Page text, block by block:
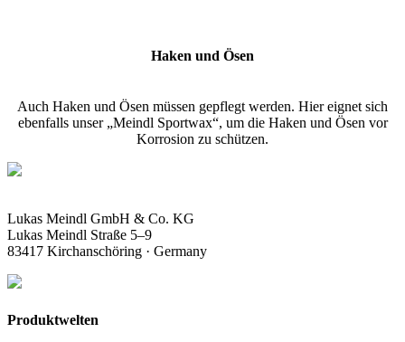
Haken und Ösen
Auch Haken und Ösen müssen gepflegt werden. Hier eignet sich
ebenfalls unser „Meindl Sportwax“, um die Haken und Ösen vor
Korrosion zu schützen.
Lukas Meindl GmbH & Co. KG
Lukas Meindl Straße 5–9
83417 Kirchanschöring · Germany
Produktwelten